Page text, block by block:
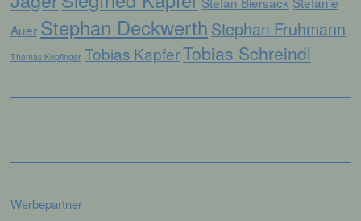
Auer Stephan Deckwerth Stephan Fruhmann
Thomas Kopfinger Tobias KapferTobias Schreindl
Werbepartner
Einschränkung der Verarbeitung ist die
Markierung gespeicherter
personenbezogener Daten mit dem Ziel, ihre
künftige Verarbeitung einzuschränken.
die sich auf eine natürliche Person beziehen,